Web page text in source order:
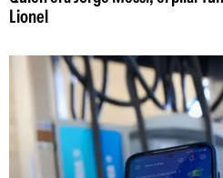
Lionel